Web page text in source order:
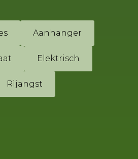
Aanhanger
Elektrisch
Rijangst